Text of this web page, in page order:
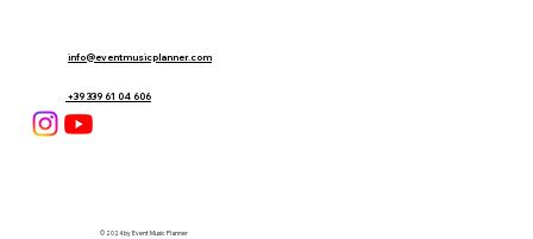
info@eventmusicplanner.com
+39 339 61 04 606
© 2024 by Event Music Planner